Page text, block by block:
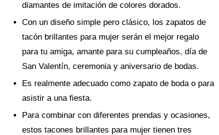
diamantes de imitación de colores dorados.
Con un diseño simple pero clásico, los zapatos de
tacón brillantes para mujer serán el mejor regalo
para tu amiga, amante para su cumpleaños, día de
San Valentín, ceremonia y aniversario de bodas.
Es realmente adecuado como zapato de boda o para
asistir a una fiesta.
Para combinar con diferentes prendas y ocasiones,
estos tacones brillantes para mujer tienen tres